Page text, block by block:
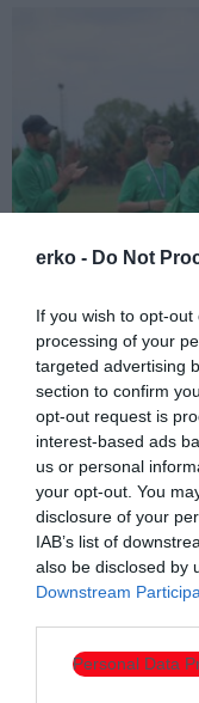
erko - Do Not
If you wish to opt-
processing of your
targeted advertising
section to confirm
opt-out request is
interest-based ads
us or personal
your opt-out. You
disclosure of your
IAB’s list of
also be disclosed by
Downstream
Personal Data
Συντάχθηκε από: ERKO.GR